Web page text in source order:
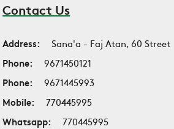
Contact Us
Address:
Sana'a - Faj Atan, 60 Street
Phone:
9671450121
Phone:
9671445993
Mobile:
770445995
Whatsapp:
770445995